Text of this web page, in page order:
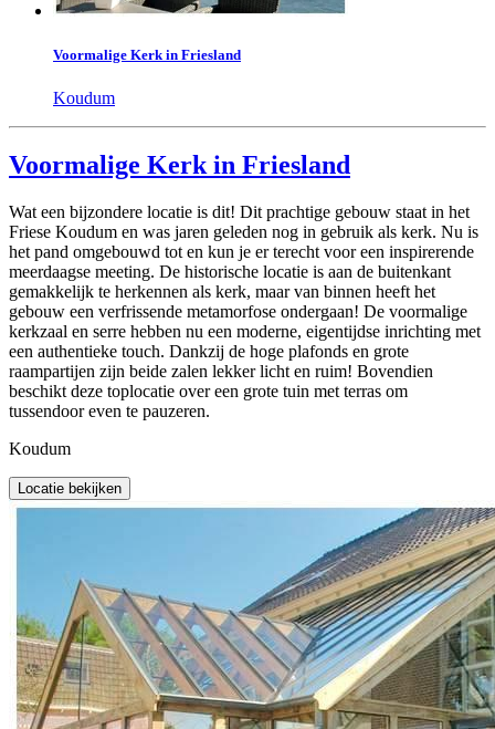
Voormalige Kerk in Friesland
Koudum
Voormalige Kerk in Friesland
Wat een bijzondere locatie is dit! Dit prachtige gebouw staat in het
Friese Koudum en was jaren geleden nog in gebruik als kerk. Nu is
het pand omgebouwd tot en kun je er terecht voor een inspirerende
meerdaagse meeting. De historische locatie is aan de buitenkant
gemakkelijk te herkennen als kerk, maar van binnen heeft het
gebouw een verfrissende metamorfose ondergaan! De voormalige
kerkzaal en serre hebben nu een moderne, eigentijdse inrichting met
een authentieke touch. Dankzij de hoge plafonds en grote
raampartijen zijn beide zalen lekker licht en ruim! Bovendien
beschikt deze toplocatie over een grote tuin met terras om
tussendoor even te pauzeren.
Koudum
Locatie bekijken